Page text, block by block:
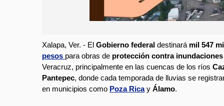
Xalapa, Ver. - El Gobierno federal destinará mil 547
pesos para obras de protección contra inundaciones
Veracruz, principalmente en las cuencas de los ríos
Pantepec, donde cada temporada de lluvias se
en municipios como Poza Ricay Álamo.